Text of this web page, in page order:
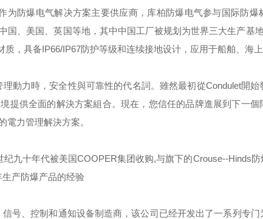
为防爆电气解决方案主要供应商，库柏防爆电气参与国际防爆
国、美国、英国等地，其中中国工厂被规划为世界三大生产基
质，具备IP66/IP67防护等级和连续接地设计，应用于船舶、海上
動力時，安全性與可靠性的代名詞。雖然最初從Condulet開始
提供全面的解決方案組合。現在，您信任的品牌進展到下一個
電力管理解決方案。
纪九十年代被美国COOPER集团收购,与旗下的Crouse--Hinds防
产防爆产品的经验
信号、控制和通知设备制造商，该公司已经开发出了一系列专